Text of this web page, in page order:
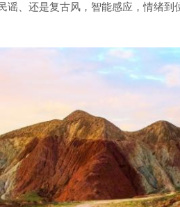
谣、还是复古风，智能感应，情绪